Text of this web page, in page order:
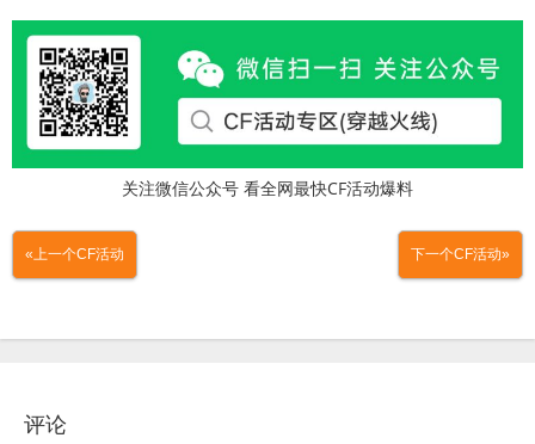
关注微信公众号 看全网最快CF活动爆料
«上一个CF活动 下一个CF活动»
评论